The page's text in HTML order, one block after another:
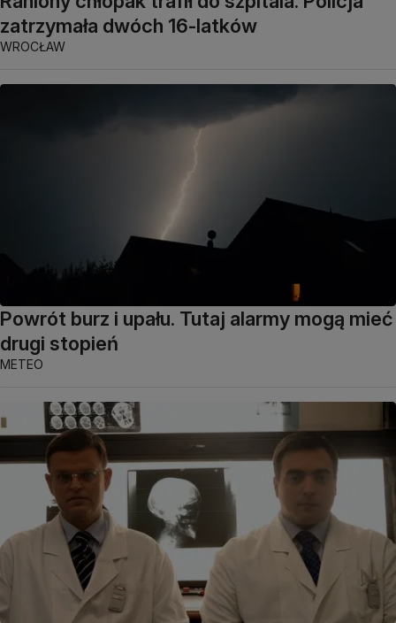
zatrzymała dwóch 16-latków
WROCŁAW
Powrót burz i upału. Tutaj alarmy mogą mieć
drugi stopień
METEO